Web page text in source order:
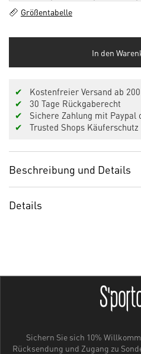
Größentabelle
In den
✔
Kostenfreier Versand ab
✔
30 Tage Rückgaberecht
✔
Sichere Zahlung mit Paypal
✔
Trusted Shops Käuferschutz
Beschreibung und Details
Details
Sichern Sie sich 10%
Rücksendung und Zugang zu